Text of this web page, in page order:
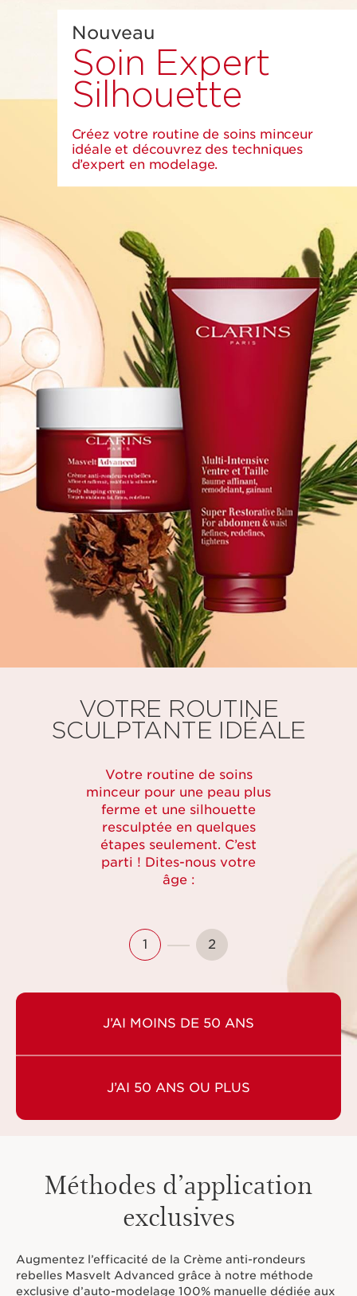
Nouveau
Soin Expert
Silhouette
Créez votre routine de soins minceur
idéale et découvrez des techniques
d’expert en modelage.
VOTRE ROUTINE
SCULPTANTE IDÉALE
Votre routine de soins
minceur pour une peau plus
ferme et une silhouette
resculptée en quelques
étapes seulement. C’est
parti ! Dites-nous votre
âge :
1 2
J’AI MOINS DE 50 ANS
J’AI 50 ANS OU PLUS
Méthodes d’application
exclusives
Augmentez l’efficacité de la Crème anti-rondeurs
rebelles Masvelt Advanced grâce à notre méthode
exclusive d’auto-modelage 100% manuelle dédiée aux